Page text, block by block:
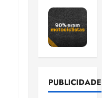
PUBLICIDADE